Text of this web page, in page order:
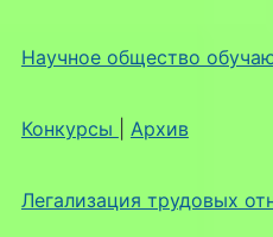
Научное общество
Конкурсы Архив
Легализация трудовых